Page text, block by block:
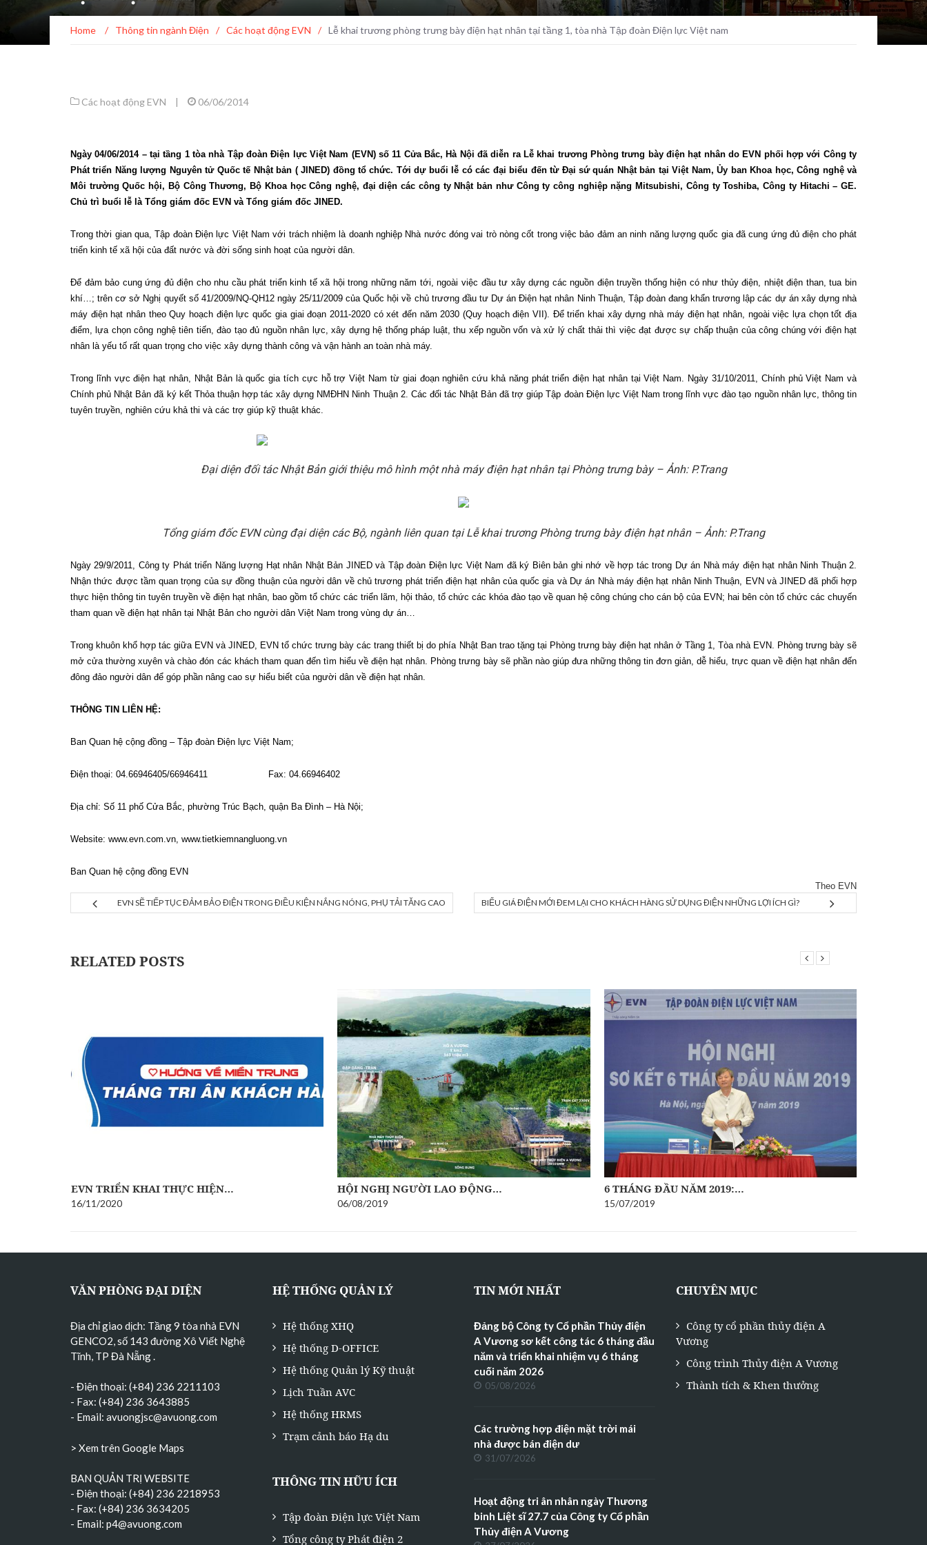
Home / Thông tin ngành Điện / Các hoạt động EVN / Lễ khai trương phòng trưng bày điện hạt nhân tại tầng 1, tòa nhà Tập đoàn Điện lực Việt nam
Các hoạt động EVN | 06/06/2014
Ngày 04/06/2014 – tại tầng 1 tòa nhà Tập đoàn Điện lực Việt Nam (EVN) số 11 Cửa Bắc, Hà Nội đã diễn ra Lễ khai trương Phòng trưng bày điện hạt nhân do EVN phối hợp với Công ty
Phát triển Năng lượng Nguyên tử Quốc tế Nhật bản ( JINED) đồng tổ chức. Tới dự buổi lễ có các đại biểu đến từ Đại sứ quán Nhật bản tại Việt Nam, Ủy ban Khoa học, Công nghệ và
Môi trường Quốc hội, Bộ Công Thương, Bộ Khoa học Công nghệ, đại diện các công ty Nhật bản như Công ty công nghiệp nặng Mitsubishi, Công ty Toshiba, Công ty Hitachi – GE.
Chủ trì buổi lễ là Tổng giám đốc EVN và Tổng giám đốc JINED.
Trong thời gian qua, Tập đoàn Điện lực Việt Nam với trách nhiệm là doanh nghiệp Nhà nước đóng vai trò nòng cốt trong việc bảo đảm an ninh năng lượng quốc gia đã cung ứng đủ điện cho phát
triển kinh tế xã hội của đất nước và đời sống sinh hoạt của người dân.
Để đảm bảo cung ứng đủ điện cho nhu cầu phát triển kinh tế xã hội trong những năm tới, ngoài việc đầu tư xây dựng các nguồn điện truyền thống hiện có như thủy điện, nhiệt điện than, tua bin
khí…; trên cơ sở Nghị quyết số 41/2009/NQ-QH12 ngày 25/11/2009 của Quốc hội về chủ trương đầu tư Dự án Điện hạt nhân Ninh Thuận, Tập đoàn đang khẩn trương lập các dự án xây dựng nhà
máy điện hạt nhân theo Quy hoạch điện lực quốc gia giai đoạn 2011-2020 có xét đến năm 2030 (Quy hoạch điện VII). Để triển khai xây dựng nhà máy điện hạt nhân, ngoài việc lựa chọn tốt địa
điểm, lựa chọn công nghệ tiên tiến, đào tạo đủ nguồn nhân lực, xây dựng hệ thống pháp luật, thu xếp nguồn vốn và xử lý chất thải thì việc đạt được sự chấp thuận của công chúng với điện hạt
nhân là yếu tố rất quan trọng cho việc xây dựng thành công và vận hành an toàn nhà máy.
Trong lĩnh vực điện hạt nhân, Nhật Bản là quốc gia tích cực hỗ trợ Việt Nam từ giai đoạn nghiên cứu khả năng phát triển điện hạt nhân tại Việt Nam. Ngày 31/10/2011, Chính phủ Việt Nam và
Chính phủ Nhật Bản đã ký kết Thỏa thuận hợp tác xây dựng NMĐHN Ninh Thuận 2. Các đối tác Nhật Bản đã trợ giúp Tập đoàn Điện lực Việt Nam trong lĩnh vực đào tạo nguồn nhân lực, thông tin
tuyên truyền, nghiên cứu khả thi và các trợ giúp kỹ thuật khác.
Đại diện đối tác Nhật Bản giới thiệu mô hình một nhà máy điện hạt nhân tại Phòng trưng bày – Ảnh: P.Trang
Tổng giám đốc EVN cùng đại diện các Bộ, ngành liên quan tại Lễ khai trương Phòng trưng bày điện hạt nhân – Ảnh: P.Trang
Ngày 29/9/2011, Công ty Phát triển Năng lượng Hạt nhân Nhật Bản JINED và Tập đoàn Điện lực Việt Nam đã ký Biên bản ghi nhớ về hợp tác trong Dự án Nhà máy điện hạt nhân Ninh Thuận 2.
Nhận thức được tầm quan trọng của sự đồng thuận của người dân về chủ trương phát triển điện hạt nhân của quốc gia và Dự án Nhà máy điện hạt nhân Ninh Thuận, EVN và JINED đã phối hợp
thực hiện thông tin tuyên truyền về điện hạt nhân, bao gồm tổ chức các triển lãm, hội thảo, tổ chức các khóa đào tạo về quan hệ công chúng cho cán bộ của EVN; hai bên còn tổ chức các chuyến
tham quan về điện hạt nhân tại Nhật Bản cho người dân Việt Nam trong vùng dự án…
Trong khuôn khổ hợp tác giữa EVN và JINED, EVN tổ chức trưng bày các trang thiết bị do phía Nhật Ban trao tặng tại Phòng trưng bày điện hạt nhân ở Tầng 1, Tòa nhà EVN. Phòng trưng bày sẽ
mở cửa thường xuyên và chào đón các khách tham quan đến tìm hiểu về điện hạt nhân. Phòng trưng bày sẽ phần nào giúp đưa những thông tin đơn giản, dễ hiểu, trực quan về điện hạt nhân đến
đông đảo người dân để góp phần nâng cao sự hiểu biết của người dân về điện hạt nhân.
THÔNG TIN LIÊN HỆ:
Ban Quan hệ cộng đồng – Tập đoàn Điện lực Việt Nam;
Điện thoại: 04.66946405/66946411 Fax: 04.66946402
Địa chỉ: Số 11 phố Cửa Bắc, phường Trúc Bạch, quận Ba Đình – Hà Nội;
Website: www.evn.com.vn, www.tietkiemnangluong.vn
Ban Quan hệ cộng đồng EVN
Theo EVN
EVN SẼ TIẾP TỤC ĐẢM BẢO ĐIỆN TRONG ĐIỀU KIỆN NẮNG NÓNG, PHỤ TẢI TĂNG CAO
BIỂU GIÁ ĐIỆN MỚI ĐEM LẠI CHO KHÁCH HÀNG SỬ DỤNG ĐIỆN NHỮNG LỢI ÍCH GÌ?
RELATED POSTS
EVN TRIỂN KHAI THỰC HIỆN…
16/11/2020
HỘI NGHỊ NGƯỜI LAO ĐỘNG…
06/08/2019
6 THÁNG ĐẦU NĂM 2019:…
15/07/2019
VĂN PHÒNG ĐẠI DIỆN
Địa chỉ giao dịch: Tầng 9 tòa nhà EVN
GENCO2, số 143 đường Xô Viết Nghệ
Tĩnh, TP Đà Nẵng.
- Điện thoại: (+84) 236 2211103
- Fax: (+84) 236 3643885
- Email: avuongjsc@avuong.com
> Xem trên Google Maps
BAN QUẢN TRỊ WEBSITE
- Điện thoại: (+84) 236 2218953
- Fax: (+84) 236 3634205
- Email: p4@avuong.com
HỆ THỐNG QUẢN LÝ
Hệ thống XHQ
Hệ thống D-OFFICE
Hệ thống Quản lý Kỹ thuật
Lịch Tuần AVC
Hệ thống HRMS
Trạm cảnh báo Hạ du
THÔNG TIN HỮU ÍCH
Tập đoàn Điện lực Việt Nam
Tổng công ty Phát điện 2
TIN MỚI NHẤT
Đảng bộ Công ty Cổ phần Thủy điện
A Vương sơ kết công tác 6 tháng đầu
năm và triển khai nhiệm vụ 6 tháng
cuối năm 2026
05/08/2026
Các trường hợp điện mặt trời mái
nhà được bán điện dư
31/07/2026
Hoạt động tri ân nhân ngày Thương
binh Liệt sĩ 27.7 của Công ty Cổ phần
Thủy điện A Vương
CHUYÊN MỤC
Công ty cổ phần thủy điện A
Vương
Công trình Thủy điện A Vương
Thành tích & Khen thưởng